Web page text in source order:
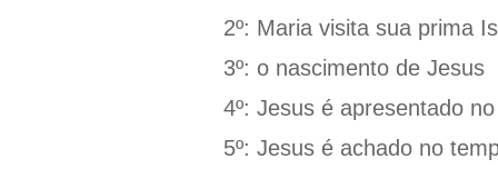
2º: Maria visita sua prima
3º: o nascimento de Jesus
4º: Jesus é apresentado
5º: Jesus é achado no